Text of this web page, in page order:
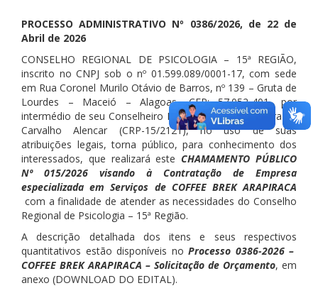
PROCESSO ADMINISTRATIVO Nº 0386/2026, de 22 de
Abril de 2026
CONSELHO REGIONAL DE PSICOLOGIA – 15ª REGIÃO,
inscrito no CNPJ sob o nº 01.599.089/0001-17, com sede
em Rua Coronel Murilo Otávio de Barros, nº 139 – Gruta de
Lourdes – Maceió – Alagoas, CEP: 57.052-401, por
intermédio de seu Conselheiro Presidente Manoel Vieira de
Carvalho Alencar (CRP-15/2121), no uso de suas
atribuições legais, torna público, para conhecimento dos
interessados, que realizará esteCHAMAMENTO PÚBLICO
Nº 015/2026 visando à Contratação de Empresa
especializada em Serviços de COFFEE BREK ARAPIRACA
com a finalidade de atender as necessidades do Conselho
Regional de Psicologia – 15ª Região.
A descrição detalhada dos itens e seus respectivos
quantitativos estão disponíveis no Processo 0386-2026 –
COFFEE BREK ARAPIRACA – Solicitação de Orçamento, em
anexo (DOWNLOAD DO EDITAL).